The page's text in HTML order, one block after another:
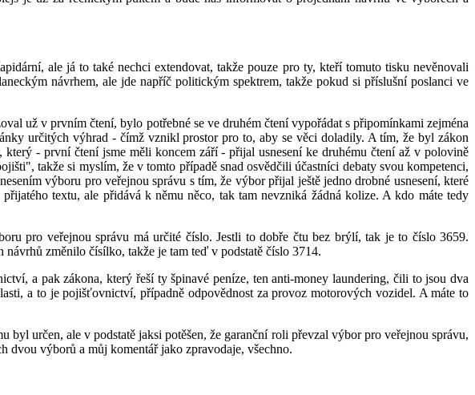
ale já to také nechci extendovat, takže pouze pro ty, kteří tomuto tisku nevěnovali
návrhem, ale jde napříč politickým spektrem, takže pokud si příslušní poslanci ve
už v prvním čtení, bylo potřebné se ve druhém čtení vypořádat s připomínkami zejména
určitých výhrad - čímž vznikl prostor pro to, aby se věci doladily. A tím, že byl zákon
- první čtení jsme měli koncem září - přijal usnesení ke druhému čtení až v polovině
takže si myslím, že v tomto případě snad osvědčili účastníci debaty svou kompetenci,
výboru pro veřejnou správu s tím, že výbor přijal ještě jedno drobné usnesení, které
textu, ale přidává k němu něco, tak tam nevzniká žádná kolize. A kdo máte tedy
pro veřejnou správu má určité číslo. Jestli to dobře čtu bez brýlí, tak je to číslo 3659.
změnilo čísílko, takže je tam teď v podstatě číslo 3714.
a pak zákona, který řeší ty špinavé peníze, ten anti-money laundering, čili to jsou dva
a to je pojišťovnictví, případně odpovědnost za provoz motorových vozidel. A máte to
určen, ale v podstatě jaksi potěšen, že garanční roli převzal výbor pro veřejnou správu,
dvou výborů a můj komentář jako zpravodaje, všechno.